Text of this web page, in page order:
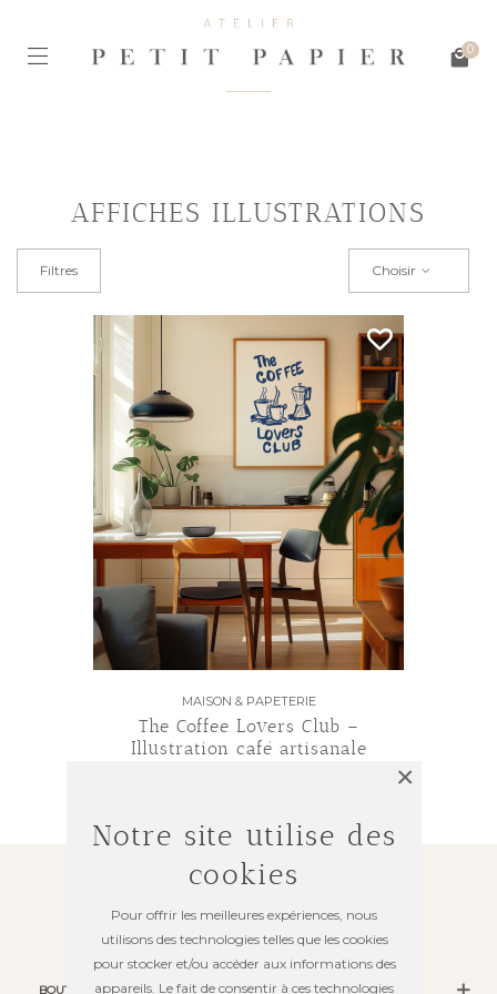
0
AFFICHES ILLUSTRATIONS
Filtres Choisir
MAISON & PAPETERIE
The Coffee Lovers Club –
Illustration café artisanale
BOUTIQUE
Notre site utilise des
cookies
Pour offrir les meilleures expériences, nous
utilisons des technologies telles que les cookies
pour stocker et/ou accéder aux informations des
appareils. Le fait de consentir à ces technologies
×